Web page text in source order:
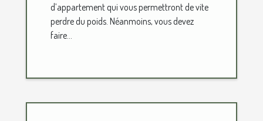
d’appartement qui vous permettront de vite
perdre du poids. Néanmoins, vous devez
faire...